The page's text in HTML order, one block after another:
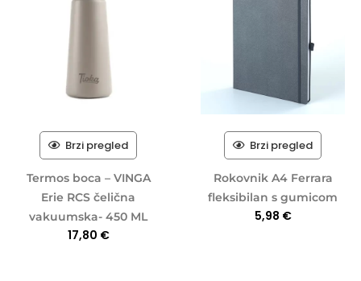
Brzi pregled
Termos boca – VINGA
Erie RCS čelična
vakuumska- 450 ML
17,80 €
Brzi pregled
Rokovnik A4 Ferrara
fleksibilan s gumicom
5,98 €